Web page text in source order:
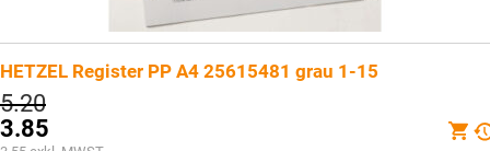
HETZEL Register PP A4 25615481 grau 1-15
5.20Ursprünglicher
Preis
war:
3.85